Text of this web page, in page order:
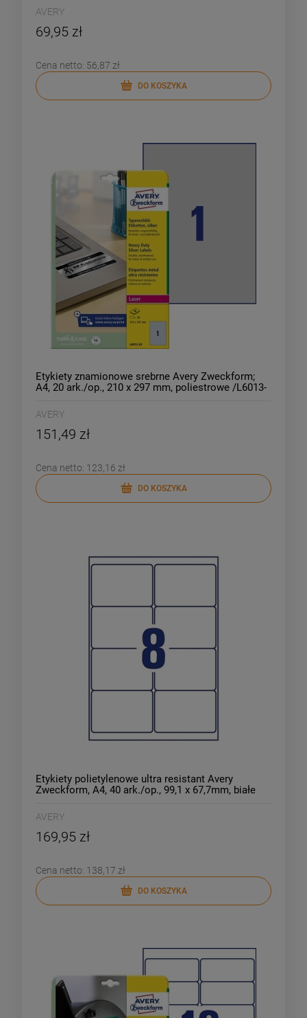
AVERY
69,95 zł
Cena netto: 56,87 zł
DO KOSZYKA
Etykiety znamionowe srebrne Avery Zweckform;
A4, 20 ark./op., 210 x 297 mm, poliestrowe /L6013-
AVERY
151,49 zł
Cena netto: 123,16 zł
DO KOSZYKA
Etykiety polietylenowe ultra resistant Avery
Zweckform, A4, 40 ark./op., 99,1 x 67,7mm, białe
AVERY
169,95 zł
Cena netto: 138,17 zł
DO KOSZYKA